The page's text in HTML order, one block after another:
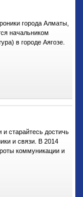
города Алматы,
начальником
в городе Аягозе.
старайтесь достичь
и связи. В 2014
коммуникации и